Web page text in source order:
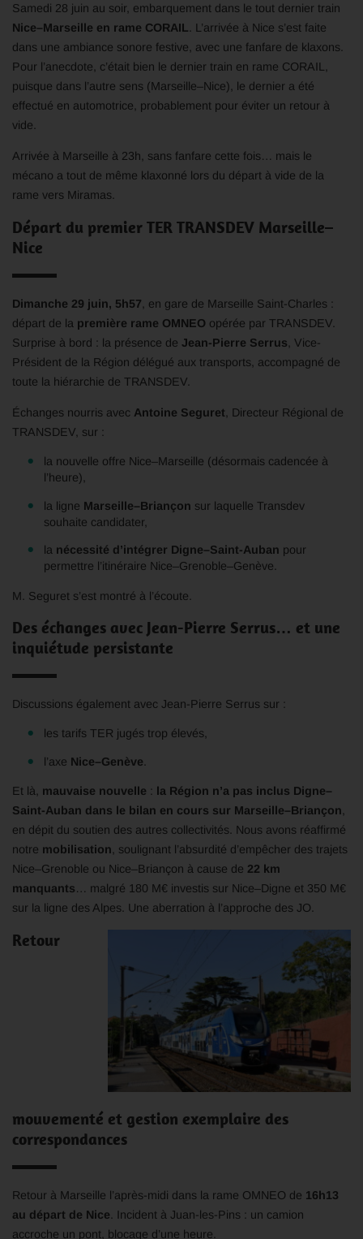
Samedi 28 juin au soir, embarquement dans le tout dernier train
Nice–Marseille en rame CORAIL . L’arrivée à Nice s’est faite
dans une ambiance sonore festive, avec une fanfare de klaxons.
Pour l’anecdote, c’était bien le dernier train en rame CORAIL,
puisque dans l’autre sens (Marseille–Nice), le dernier a été
effectué en automotrice, probablement pour éviter un retour à
vide.
Arrivée à Marseille à 23h, sans fanfare cette fois… mais le
mécano a tout de même klaxonné lors du départ à vide de la
rame vers Miramas.
Départ du premier TER TRANSDEV Marseille–
Nice
Dimanche 29 juin, 5h57 , en gare de Marseille Saint-Charles :
départ de la première rame OMNEO opérée par TRANSDEV.
Surprise à bord : la présence de Jean-Pierre Serrus , Vice-
Président de la Région délégué aux transports, accompagné de
toute la hiérarchie de TRANSDEV.
Échanges nourris avec Antoine Seguret , Directeur Régional de
TRANSDEV, sur :
la nouvelle offre Nice–Marseille (désormais cadencée à
l’heure),
la ligne Marseille–Briançon sur laquelle Transdev
souhaite candidater,
la nécessité d’intégrer Digne–Saint-Auban pour
permettre l’itinéraire Nice–Grenoble–Genève.
M. Seguret s’est montré à l’écoute.
Des échanges avec Jean-Pierre Serrus… et une
inquiétude persistante
Discussions également avec Jean-Pierre Serrus sur :
les tarifs TER jugés trop élevés,
l’axe Nice–Genève
Et là, mauvaise nouvelle :
la Région n’a pas inclus Digne–
Saint-Auban dans le bilan en cours sur Marseille–Briançon,
en dépit du soutien des autres collectivités. Nous avons réaffirmé
notre mobilisation, soulignant l’absurdité d’empêcher des trajets
Nice–Grenoble ou Nice–Briançon à cause de 22 km
manquants… malgré 180 M€ investis sur Nice–Digne et 350 M€
sur la ligne des Alpes. Une aberration à l’approche des JO.
Retour
mouvementé et gestion exemplaire des
correspondances
Retour à Marseille l’après-midi dans la rame OMNEO de 16h13
au départ de Nice . Incident à Juan-les-Pins : un camion
accroche un pont, blocage d’une heure.